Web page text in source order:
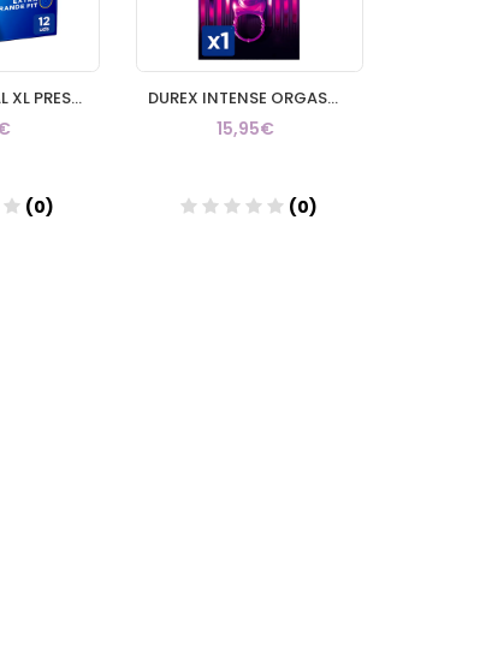
DUREX NATURAL XL PRESERVATIVOS 12 UNIDADES
(0)
DUREX INTENSE ORGASMIC DIABLILLO ANILLO VIBRADOR 1 ANILLO
15,95€
(0)